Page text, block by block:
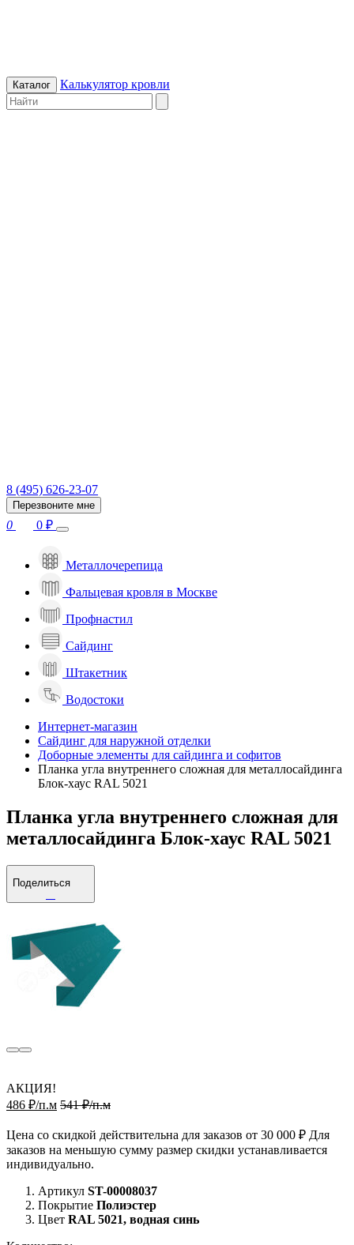
Каталог Калькулятор кровли
8 (495) 626-23-07
Перезвоните мне
0 0 ₽
Металлочерепица
Фальцевая кровля в Москве
Профнастил
Сайдинг
Штакетник
Водостоки
Интернет-магазин
Сайдинг для наружной отделки
Доборные элементы для сайдинга и софитов
Планка угла внутреннего сложная для металлосайдинга
Блок-хаус RAL 5021
Планка угла внутреннего сложная для
металлосайдинга Блок-хаус RAL 5021
Поделиться
АКЦИЯ!
486 ₽/п.м 541 ₽/п.м
Цена со скидкой действительна для заказов от 30 000 ₽ Для
заказов на меньшую сумму размер скидки устанавливается
индивидуально.
Артикул ST-00008037
Покрытие Полиэстер
Цвет RAL 5021, водная синь